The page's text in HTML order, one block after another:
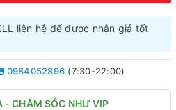
liên hệ để được nhận giá tốt
0984052896 (7:30-22:00)
- CHĂM SÓC NHƯ VIP